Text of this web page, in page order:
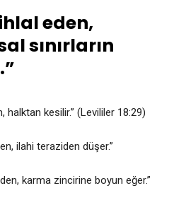
eden,
sınırların
halktan kesilir.” (Levililer 18:29)
ilahi teraziden düşer.”
karma zincirine boyun eğer.”